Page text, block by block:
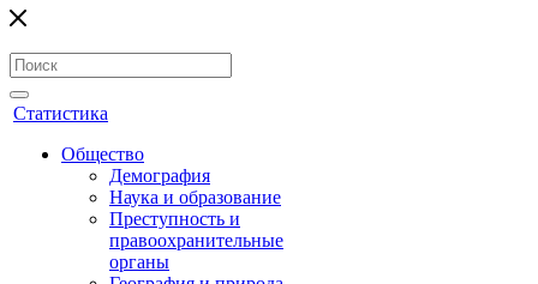
Статистика
Общество
Демография
Наука и образование
Преступность и
правоохранительные
органы